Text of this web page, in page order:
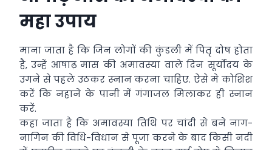
महा उपाय
माना जाता है कि जिन लोगों की कुंडली में पितृ दोष होता
है, उन्हें आषाढ़ मास की अमावस्या वाले दिन सूर्योदय के
उगने से पहले उठकर स्नान करना चाहिए. ऐसे मे कोशिश
करें कि नहाने के पानी में गंगाजल मिलाकर ही स्नान
करें.
कहा जाता है कि अमावस्या तिथि पर चांदी से बने नाग-
नागिन की विधि-विधान से पूजा करने के बाद किसी नदी